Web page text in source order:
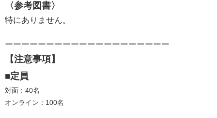
〈参考図書〉
特にありません。
ーーーーーーーーーーーーーーーーーーーー
【注意事項】
■定員
対面：40名
オンライン：100名